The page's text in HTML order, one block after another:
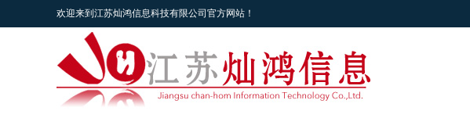
欢迎来到江苏灿鸿信息科技有限公司官方网站！